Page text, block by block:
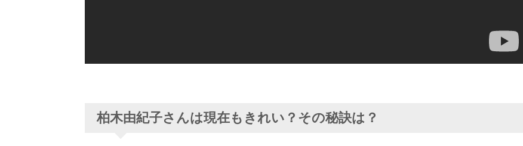
柏木由紀子さんは現在もきれい？その秘訣は？